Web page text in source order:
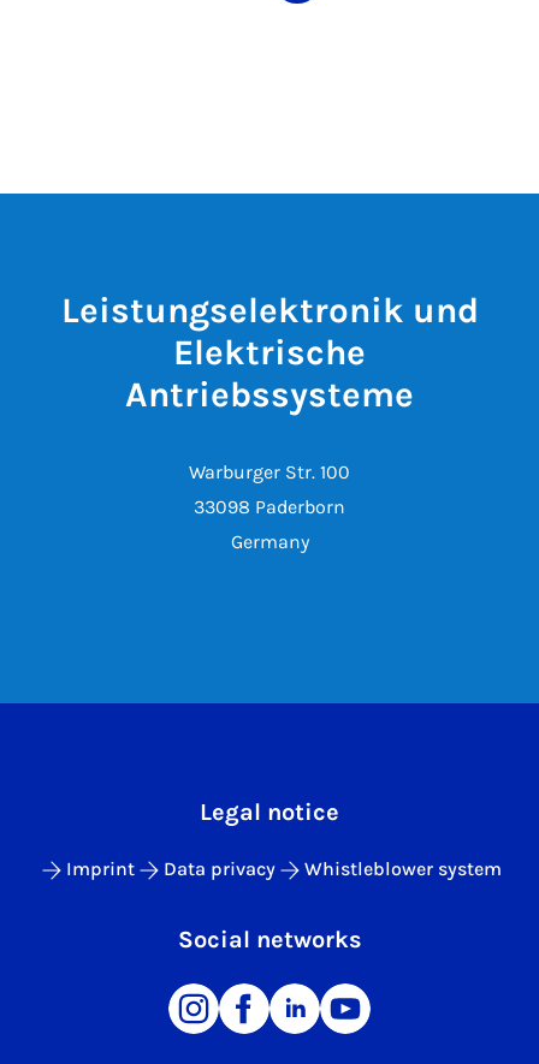
Leistungselektronik und
Elektrische
Antriebssysteme
Warburger Str. 100
33098 Paderborn
Germany
Legal notice
Imprint Data privacy Whistleblower system
Social networks